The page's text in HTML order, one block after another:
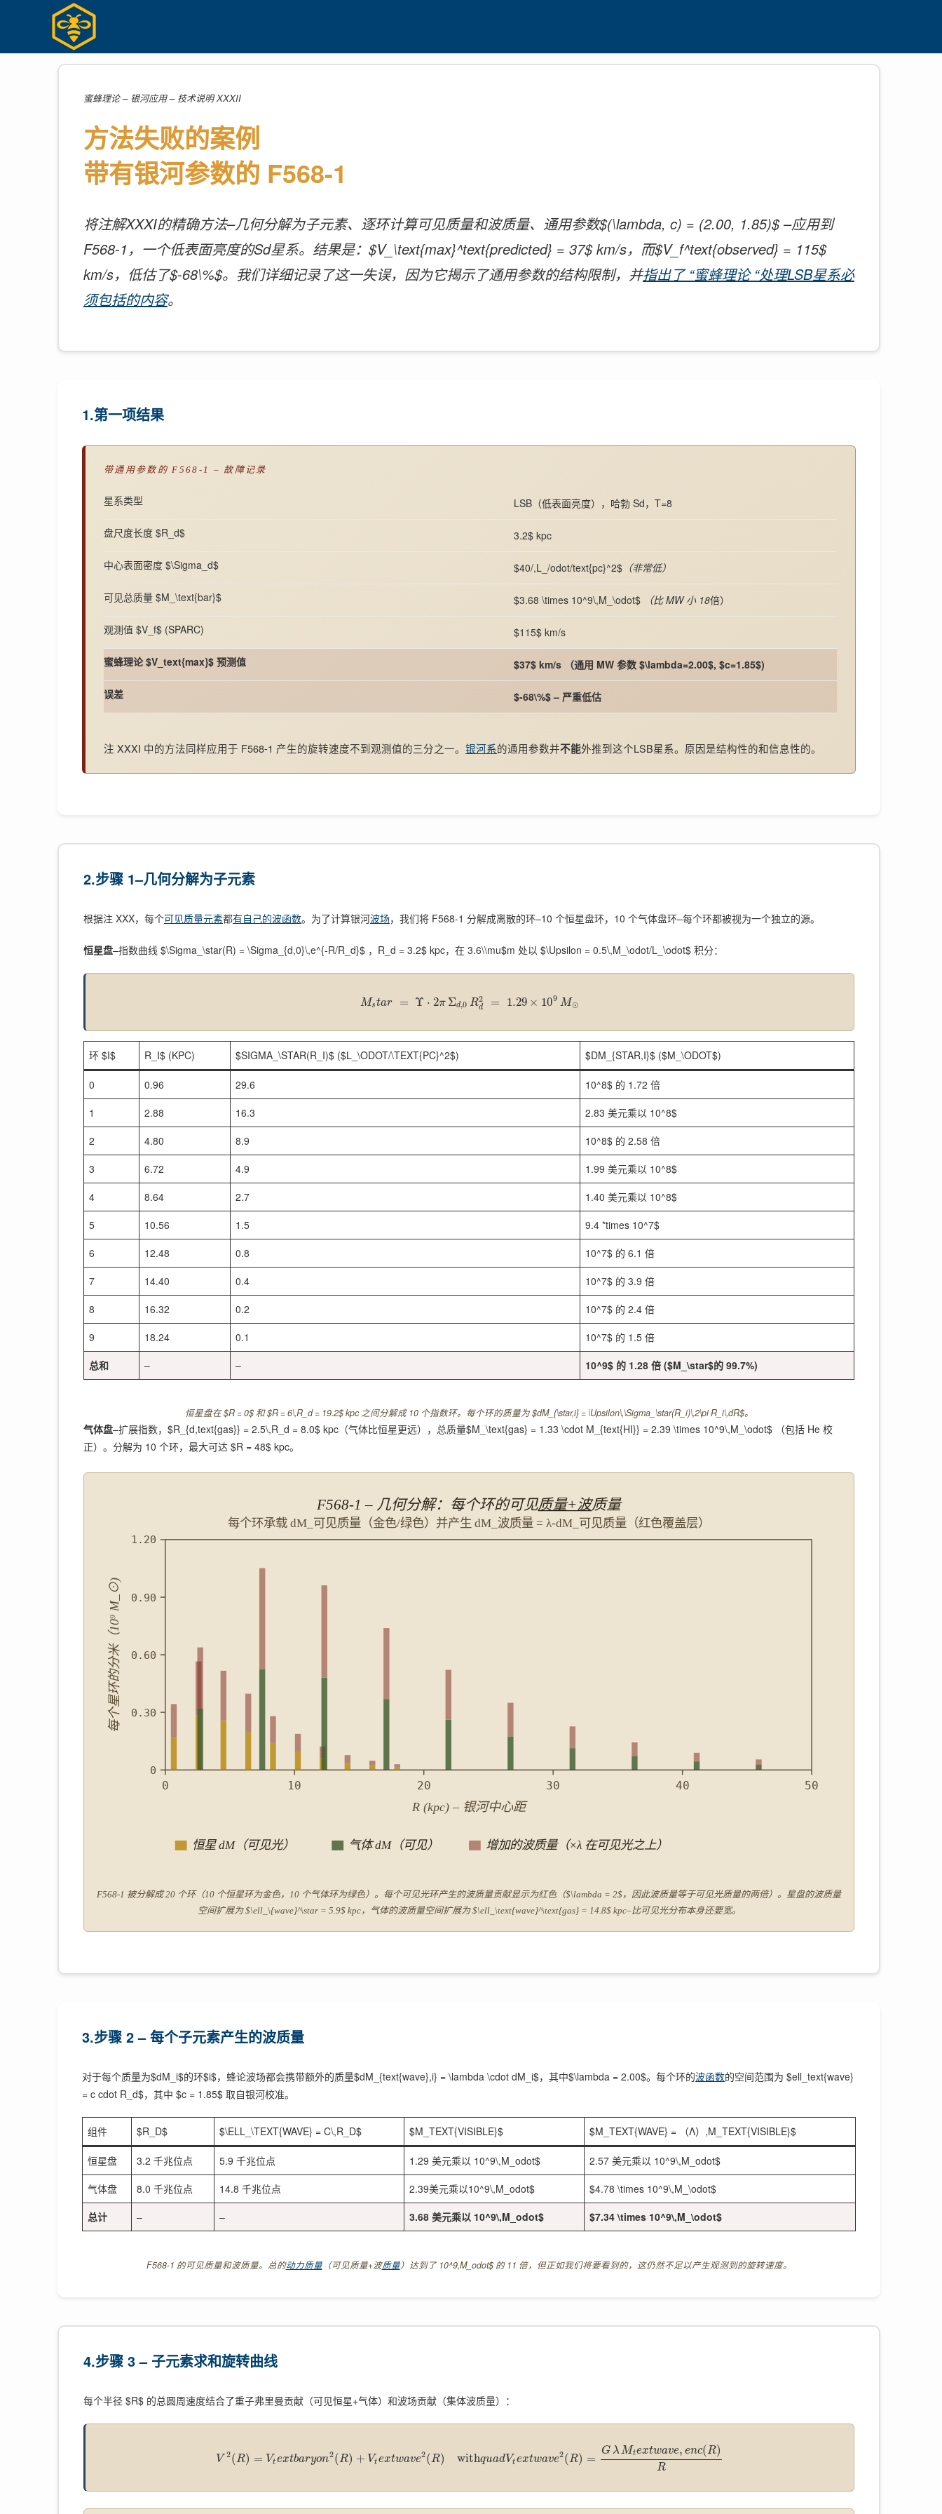
蜜蜂理论 – 银河应用 – 技术说明 XXXII
方法失败的案例
带有银河参数的 F568-1
将注解XXXI的精确方法–几何分解为子元素、逐环计算可见质量和波质量、通用参数$(\lambda, c) = (2.00, 1.85)$ –应用到
F568-1，一个低表面亮度的Sd星系。结果是：$V_\text{max}^text{predicted} = 37$ km/s，而$V_f^text{observed} = 115$
km/s，低估了$-68\%$。我们详细记录了这一失误，因为它揭示了通用参数的结构限制，并指出了 “蜜蜂理论 “处理LSB星系必
须包括的内容。
1.第一项结果
带通用参数的 F568-1 – 故障记录
星系类型 LSB（低表面亮度），哈勃 Sd，T=8
盘尺度长度 $R_d$ 3.2$ kpc
中心表面密度 $\Sigma_d$ $40/,L_/odot/text{pc}^2$ （非常低）
可见总质量 $M_\text{bar}$ $3.68 \times 10^9\,M_\odot$ （比 MW 小 18倍）
观测值 $V_f$ (SPARC) $115$ km/s
蜜蜂理论 $V_text{max}$ 预测值 $37$ km/s （通用 MW 参数 $\lambda=2.00$, $c=1.85$)
误差 $-68\%$ – 严重低估
注 XXXI 中的方法同样应用于 F568-1 产生的旋转速度不到观测值的三分之一。 银河系的通用参数并不能外推到这个LSB星系。原因是结构性的和信息性的。
2.步骤 1–几何分解为子元素
根据注 XXX，每个可见质量元素都有自己的波函数。为了计算银河波场，我们将 F568-1 分解成离散的环–10 个恒星盘环，10 个气体盘环–每个环都被视为一个独立的源。
恒星盘–指数曲线 $\Sigma_\star(R) = \Sigma_{d,0}\,e^{-R/R_d}$ ，R_d = 3.2$ kpc，在 3.6\\mu$m 处以 $\Upsilon = 0.5\,M_\odot/L_\odot$ 积分：
Mstar = Υ ⋅ 2π Σd,0 R2
d = 1.29 × 109 M⊙
环 $I$ R_I$ (KPC) $SIGMA_\STAR(R_I)$ ($L_\ODOT/\TEXT{PC}^2$) $DM_{STAR,I}$ ($M_\ODOT$)
0 0.96 29.6
10^8$ 的 1.72 倍
1
2.88 16.3
2.83 美元乘以 10^8$
2
4.80 8.9
10^8$ 的 2.58 倍
3
6.72 4.9
1.99 美元乘以 10^8$
4
8.64 2.7
1.40 美元乘以 10^8$
5
10.56 1.5
9.4 *times 10^7$
6
12.48 0.8
10^7$ 的 6.1 倍
7
14.40 0.4
10^7$ 的 3.9 倍
8
16.32 0.2
10^7$ 的 2.4 倍
9
18.24 0.1
10^7$ 的 1.5 倍
总和
– – 10^9$ 的 1.28 倍 ($M_\star$的 99.7%)
恒星盘在 $R = 0$ 和 $R = 6\,R_d = 19.2$ kpc 之间分解成 10 个指数环。每个环的质量为 $dM_{\star,i} = \Upsilon\,\Sigma_\star(R_i)\,2\pi R_i\,dR$。
气体盘–扩展指数，$R_{d,text{gas}} = 2.5\,R_d = 8.0$ kpc（气体比恒星更远），总质量$M_\text{gas} = 1.33 \cdot M_{text{HI}} = 2.39 \times 10^9\,M_\odot$ （包括 He 校
正）。分解为 10 个环，最大可达 $R = 48$ kpc。
F568-1 – 几何分解：每个环的可见质量+波质量
每个环承载 dM_可见质量（金色/绿色）并产生 dM_波质量 = λ-dM_可见质量（红色覆盖层）
0 10 20 30 40 50
0
0.30
0.60
0.90
1.20
R (kpc) – 银河中心距
每个星环的分米（10⁹ M_⊙)
恒星 dM（可见光） 气体 dM（可见） 增加的波质量（×λ 在可见光之上）
F568-1 被分解成 20 个环（10 个恒星环为金色，10 个气体环为绿色）。每个可见光环产生的波质量贡献显示为红色（$\lambda = 2$，因此波质量等于可见光质量的两倍）。星盘的波质量
空间扩展为 $\ell_\{wave}^\star = 5.9$ kpc，气体的波质量空间扩展为 $\ell_\text{wave}^\text{gas} = 14.8$ kpc–比可见光分布本身还要宽。
3.步骤 2 – 每个子元素产生的波质量
对于每个质量为$dM_i$的环$i$，蜂论波场都会携带额外的质量$dM_{text{wave},i} = \lambda \cdot dM_i$，其中$\lambda = 2.00$。每个环的波函数的空间范围为 $ell_text{wave}
= c cdot R_d$，其中 $c = 1.85$ 取自银河校准。
组件 $R_D$ $\ELL_\TEXT{WAVE} = C\,R_D$ $M_TEXT{VISIBLE}$ $M_TEXT{WAVE} = （Λ）,M_TEXT{VISIBLE}$
恒星盘 3.2 千兆位点 5.9 千兆位点 1.29 美元乘以 10^9\,M_odot$
2.57 美元乘以 10^9\,M_odot$
气体盘
8.0 千兆位点 14.8 千兆位点 2.39美元乘以10^9\,M_odot$
$4.78 \times 10^9\,M_\odot$
总计
– – 3.68 美元乘以 10^9\,M_odot$ $7.34 \times 10^9\,M_\odot$
F568-1 的可见质量和波质量。总的动力质量（可见质量+波质量）达到了 10^9,M_odot$ 的 11 倍，但正如我们将要看到的，这仍然不足以产生观测到的旋转速度。
4.步骤 3 – 子元素求和旋转曲线
每个半径 $R$ 的总圆周速度结合了重子弗里曼贡献（可见恒星+气体）和波场贡献（集体波质量）：
V 2(R) = Vtextbaryon2(R) + Vtextwave2(R) withquadVtextwave2(R) =
G λMtextwave, enc(R)
R